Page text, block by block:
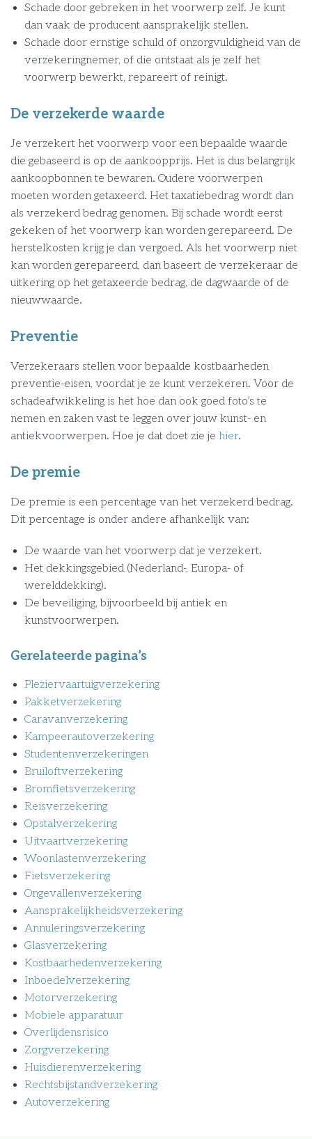
Schade door gebreken in het voorwerp zelf. Je kunt
dan vaak de producent aansprakelijk stellen.
Schade door ernstige schuld of onzorgvuldigheid van de
verzekeringnemer, of die ontstaat als je zelf het
voorwerp bewerkt, repareert of reinigt.
De verzekerde waarde
Je verzekert het voorwerp voor een bepaalde waarde
die gebaseerd is op de aankoopprijs. Het is dus belangrijk
aankoopbonnen te bewaren. Oudere voorwerpen
moeten worden getaxeerd. Het taxatiebedrag wordt dan
als verzekerd bedrag genomen. Bij schade wordt eerst
gekeken of het voorwerp kan worden gerepareerd. De
herstelkosten krijg je dan vergoed. Als het voorwerp niet
kan worden gerepareerd, dan baseert de verzekeraar de
uitkering op het getaxeerde bedrag, de dagwaarde of de
nieuwwaarde.
Preventie
Verzekeraars stellen voor bepaalde kostbaarheden
preventie-eisen, voordat je ze kunt verzekeren. Voor de
schadeafwikkeling is het hoe dan ook goed foto’s te
nemen en zaken vast te leggen over jouw kunst- en
antiekvoorwerpen. Hoe je dat doet zie je hier.
De premie
De premie is een percentage van het verzekerd bedrag.
Dit percentage is onder andere afhankelijk van:
De waarde van het voorwerp dat je verzekert.
Het dekkingsgebied (Nederland-, Europa- of
werelddekking).
De beveiliging, bijvoorbeeld bij antiek en
kunstvoorwerpen.
Gerelateerde pagina’s
Pleziervaartuigverzekering
Pakketverzekering
Caravanverzekering
Kampeerautoverzekering
Studentenverzekeringen
Bruiloftverzekering
Bromfietsverzekering
Reisverzekering
Opstalverzekering
Uitvaartverzekering
Woonlastenverzekering
Fietsverzekering
Ongevallenverzekering
Aansprakelijkheidsverzekering
Annuleringsverzekering
Glasverzekering
Kostbaarhedenverzekering
Inboedelverzekering
Motorverzekering
Mobiele apparatuur
Overlijdensrisico
Zorgverzekering
Huisdierenverzekering
Rechtsbijstandverzekering
Autoverzekering